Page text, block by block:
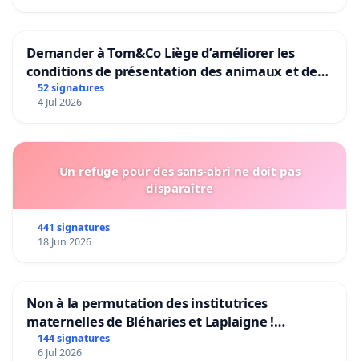
Demander à Tom&Co Liège d’améliorer les
conditions de présentation des animaux et de
mettre fin à la vente d’animaux en magasin
52 signatures
4 Jul 2026
Un refuge pour des sans-abri ne doit pas
disparaître
441 signatures
18 Jun 2026
Non à la permutation des institutrices
maternelles de Bléharies et Laplaigne !
Préservons la stabilité de nos enfants.
144 signatures
6 Jul 2026